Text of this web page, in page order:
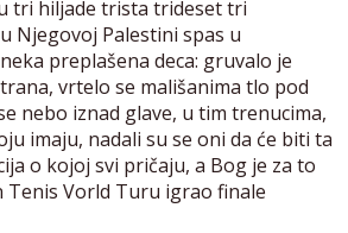
tri hiljade trista trideset tri
Njegovoj Palestini spas u
preplašena deca: gruvalo je
vrtelo se mališanima tlo pod
nebo iznad glave, u tim trenucima,
imaju, nadali su se oni da će biti ta
o kojoj svi pričaju, a Bog je za to
Tenis Vorld Turu igrao finale